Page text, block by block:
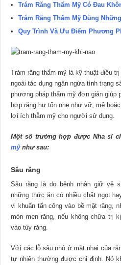
Trám Răng Thẩm Mỹ Có Đau
Trám Răng Thẩm Mỹ Dùng
Quy Trình Và Ưu Điểm Phương
Trám răng thẩm mỹ là kỹ thuật điều trị
ngoài tác dụng ngăn ngừa tình trạng
phương pháp thẩm mỹ đơn giản giúp
hợp răng hư tổn nhẹ như vỡ, mẻ
lợi ích thẫm mỹ cho người sử dụng.
Một số trường hợp được Nha sĩ
mỹnhư sau:
Sâu răng
Sâu răng là do bệnh nhân giữ vệ
những thức ăn có nhiều chất ngọt
vi khuẩn tấn công vào bề mặt răng,
mòn men răng, nếu không chữa trị
vào tủy răng.
Với các lỗ sâu nhỏ ở mặt nhai của
tự nhiên thường được chỉ định. Nó